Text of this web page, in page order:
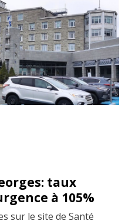
taux
à 105%
sur le site de Santé